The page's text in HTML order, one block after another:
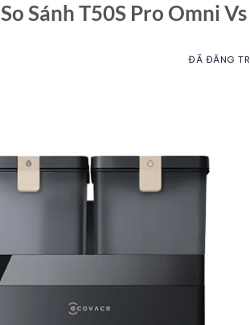
So Sánh T50S Pro Omni
ĐÃ ĐĂNG